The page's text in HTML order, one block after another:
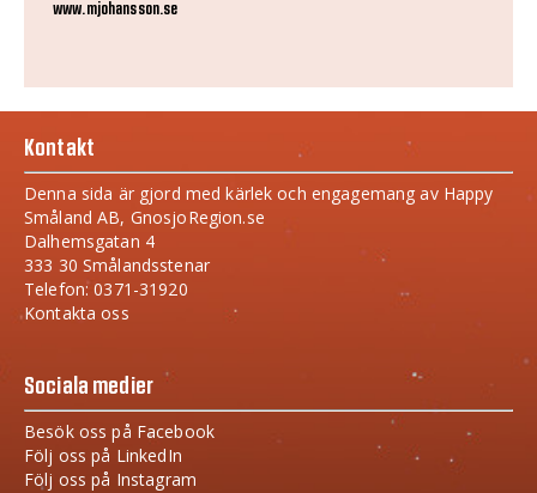
www.mjohansson.se
Kontakt
Denna sida är gjord med kärlek och engagemang av Happy
Småland AB, GnosjoRegion.se
Dalhemsgatan 4
333 30 Smålandsstenar
Telefon: 0371-31920
Kontakta oss
Sociala medier
Besök oss på Facebook
Följ oss på LinkedIn
Följ oss på Instagram